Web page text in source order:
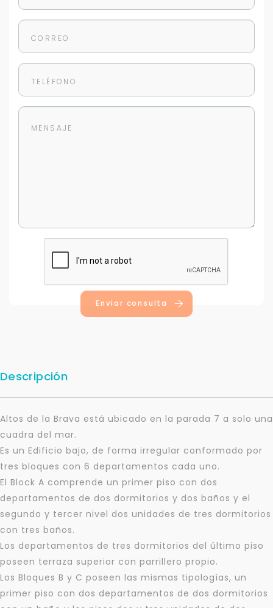
Enviar consulta
Descripción
Altos de la Brava está ubicado en la parada 7 a solo una
cuadra del mar.
Es un Edificio bajo, de forma irregular conformado por
tres bloques con 6 departamentos cada uno.
El Block A comprende un primer piso con dos
departamentos de dos dormitorios y dos baños y el
segundo y tercer nivel dos unidades de tres dormitorios
con tres baños.
Los departamentos de tres dormitorios del último piso
poseen terraza superior con parrillero propio.
Los Bloques B y C poseen las mismas tipologías, un
primer piso con dos departamentos de dos dormitorios
Para responderte